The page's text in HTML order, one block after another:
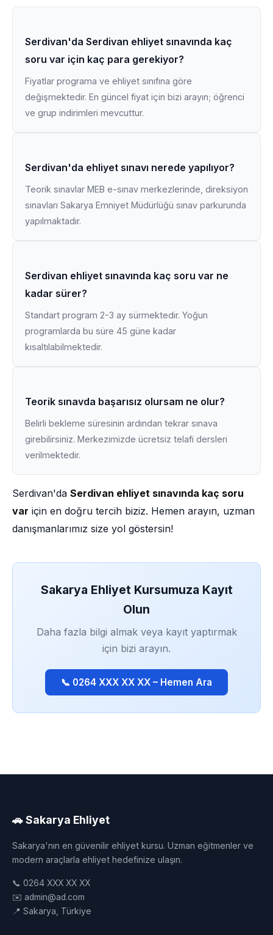
Serdivan'da Serdivan ehliyet sınavında kaç
soru var için kaç para gerekiyor?
Fiyatlar programa ve ehliyet sınıfına göre
değişmektedir. En güncel fiyat için bizi arayın; öğrenci
ve grup indirimleri mevcuttur.
Serdivan'da ehliyet sınavı nerede yapılıyor?
Teorik sınavlar MEB e-sınav merkezlerinde, direksiyon
sınavları Sakarya Emniyet Müdürlüğü sınav parkurunda
yapılmaktadır.
Serdivan ehliyet sınavında kaç soru var ne
kadar sürer?
Standart program 2-3 ay sürmektedir. Yoğun
programlarda bu süre 45 güne kadar
kısaltılabilmektedir.
Teorik sınavda başarısız olursam ne olur?
Belirli bekleme süresinin ardından tekrar sınava
girebilirsiniz. Merkezimizde ücretsiz telafi dersleri
verilmektedir.
Serdivan'da Serdivan ehliyet sınavında kaç soru
var için en doğru tercih biziz. Hemen arayın, uzman
danışmanlarımız size yol göstersin!
Sakarya Ehliyet Kursumuza Kayıt
Olun
Daha fazla bilgi almak veya kayıt yaptırmak
için bizi arayın.
📞 0264 XXX XX XX – Hemen Ara
🚗 Sakarya Ehliyet
Sakarya'nın en güvenilir ehliyet kursu. Uzman eğitmenler ve
modern araçlarla ehliyet hedefinize ulaşın.
📞 0264 XXX XX XX
✉️ admin@ad.com
📍 Sakarya, Türkiye